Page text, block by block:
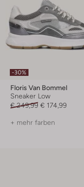
-30%
Floris Van Bommel
Sneaker Low
€ 249,99 € 174,99
+ mehr farben